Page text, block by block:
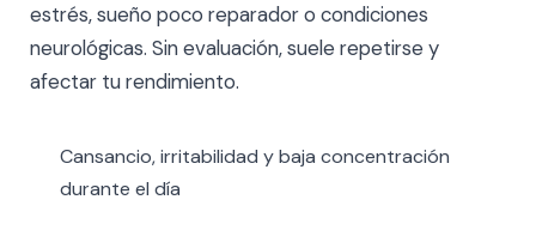
estrés, sueño poco reparador o condiciones
neurológicas. Sin evaluación, suele repetirse y
afectar tu rendimiento.
Cansancio, irritabilidad y baja concentración
durante el día